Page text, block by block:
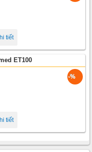
tiết
ET100
-%
tiết